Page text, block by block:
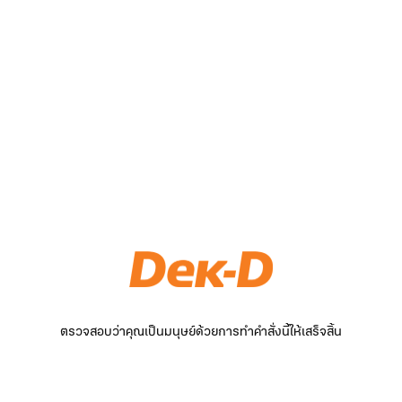
ตรวจสอบว่าคุณเป็นมนุษย์ด้วยการทำคำสั่งนี้ให้เสร็จสิ้น